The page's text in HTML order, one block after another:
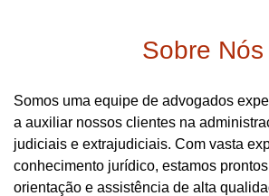
Sobre Nós
Somos uma equipe de advogados
a auxiliar nossos clientes na
judiciais e extrajudiciais. Com vasta
conhecimento jurídico, estamos
orientação e assistência de alta